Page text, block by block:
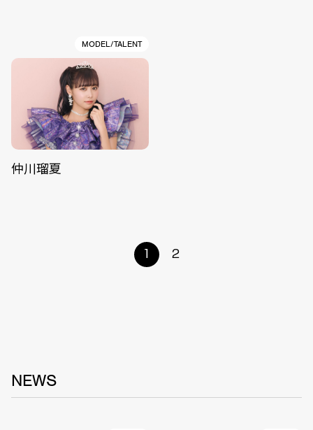
MODEL/TALENT
仲川瑠夏
1 2
NEWS